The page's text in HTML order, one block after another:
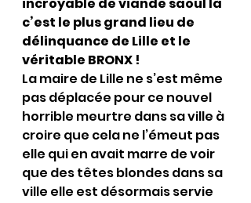
c’est le plus grand lieu de
délinquance de Lille et le
véritable BRONX !
La maire de Lille ne s’est même
pas déplacée pour ce nouvel
horrible meurtre dans sa ville à
croire que cela ne l’émeut pas
elle qui en avait marre de voir
que des têtes blondes dans sa
ville elle est désormais servie